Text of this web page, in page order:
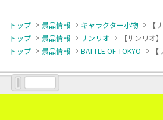
トップ 景品情報 キャラクター小物
トップ
景品情報 サンリオ
トップ
景品情報 BATTLE OF TOKYO